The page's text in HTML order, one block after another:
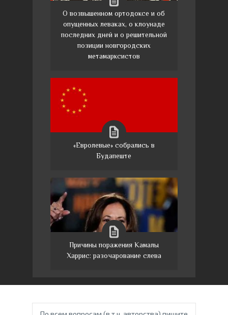
О возвышенном ортодоксе и об
опущенных леваках, о клоунаде
последних дней и о решительной
позиции новгородских
метамарксистов
«Евролевые» собрались в
Будапеште
Причины поражения Камалы
Харрис: разочарование слева